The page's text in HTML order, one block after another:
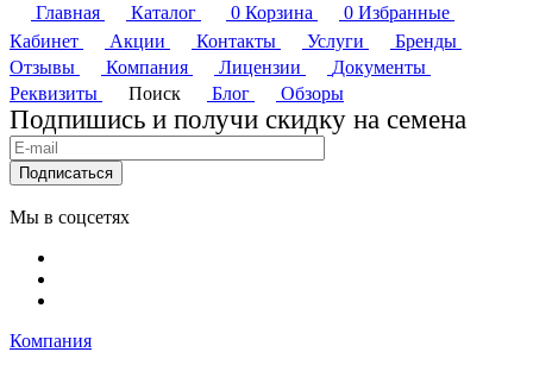
Главная
Каталог 0 Корзина 0 Избранные
Кабинет
Акции Контакты Услуги
Бренды
Отзывы
Компания Лицензии
Документы
Реквизиты
Поиск Блог Обзоры
Подпишись и получи скидку на семена
Подписаться
Мы в соцсетях
Компания